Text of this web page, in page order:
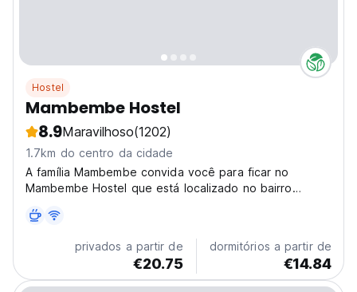
Hostel
Mambembe Hostel
8.9Maravilhoso(1202)
1.7km do centro da cidade
A família Mambembe convida você para ficar no
Mambembe Hostel que está localizado no bairro
privados a partir de
€20.75
dormitórios a partir de
€14.84